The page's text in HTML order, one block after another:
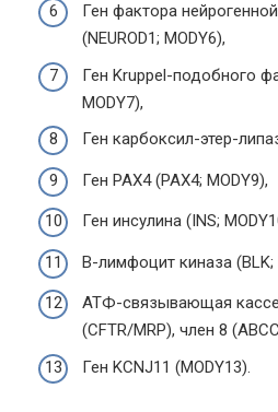
Ген фактора
(NEUROD1; MODY6),
Ген Kruppel-подобного
MODY7),
Ген карбоксил-этер-
Ген PAX4 (PAX4; MODY9),
Ген инсулина (INS;
B-лимфоцит киназа (BLK;
АТФ-связывающая
(CFTR/MRP), член 8
Ген KCNJ11 (MODY13).